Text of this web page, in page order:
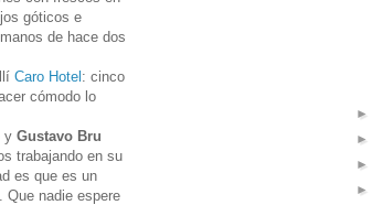
góticos e
de hace dos
Caro Hotel: cinco
cómodo lo
y Gustavo Bru
trabajando en su
es que es un
Que nadie espere
►
►
►
►